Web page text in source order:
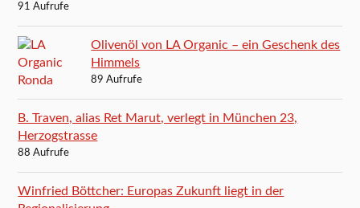
91 Aufrufe
Olivenöl von LA Organic – ein Geschenk des
Himmels
89 Aufrufe
B. Traven, alias Ret Marut, verlegt in München 23,
Herzogstrasse
88 Aufrufe
Winfried Böttcher: Europas Zukunft liegt in der